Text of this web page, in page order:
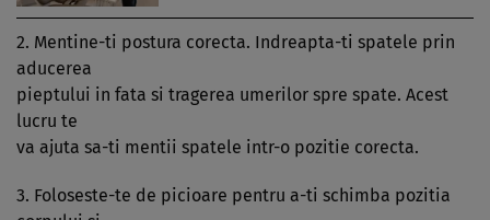
2. Mentine-ti postura corecta. Indreapta-ti spatele prin
aducerea
pieptului in fata si tragerea umerilor spre spate. Acest
lucru te
va ajuta sa-ti mentii spatele intr-o pozitie corecta.
3. Foloseste-te de picioare pentru a-ti schimba pozitia